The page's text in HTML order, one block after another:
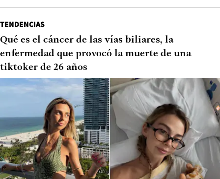
TENDENCIAS
Qué es el cáncer de las vías biliares, la
enfermedad que provocó la muerte de una
tiktoker de 26 años